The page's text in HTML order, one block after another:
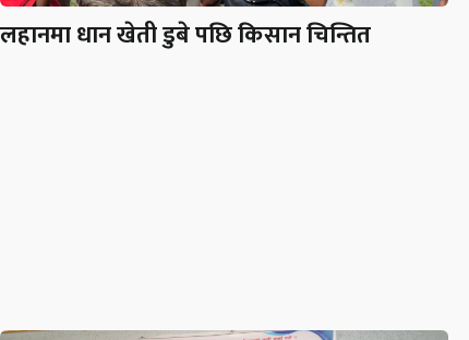
लहानमा धान खेती डुबे पछि किसान चिन्तित